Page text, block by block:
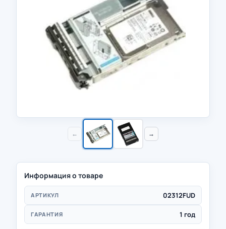
← →
Информация о товаре
АРТИКУЛ 02312FUD
ГАРАНТИЯ 1 год